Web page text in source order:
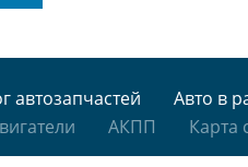
автозапчастей
Авто в
АКПП Карта